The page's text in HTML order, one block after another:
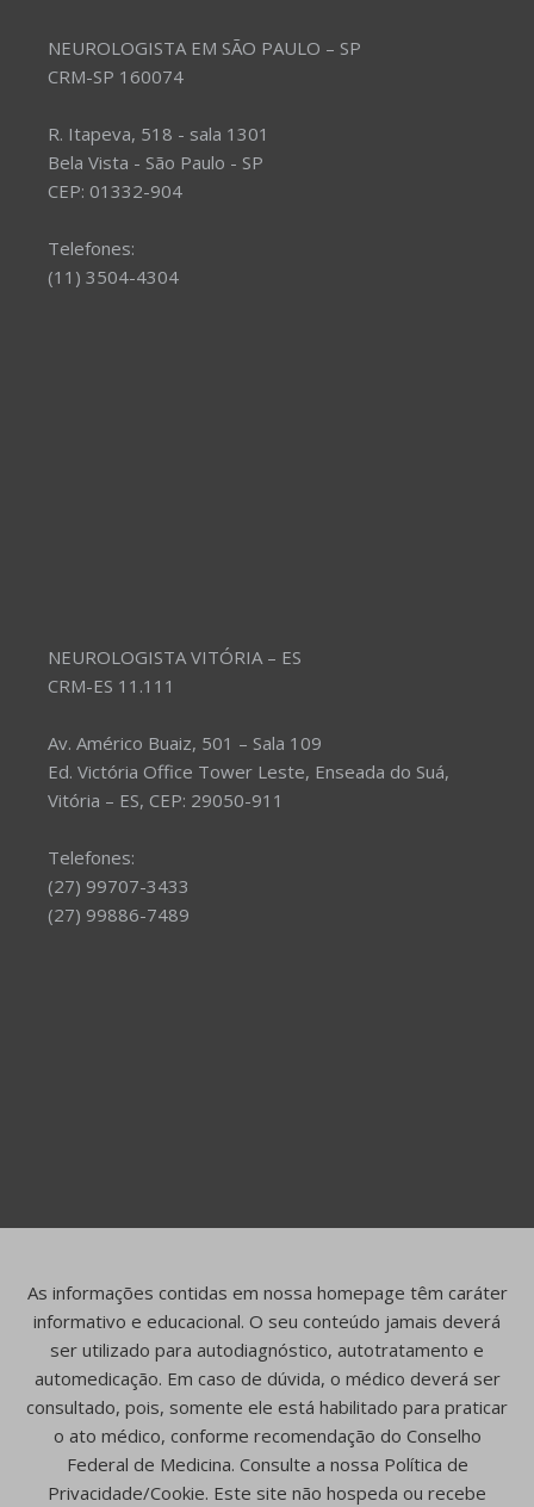
NEUROLOGISTA EM SÃO PAULO – SP
CRM-SP 160074
R. Itapeva, 518 - sala 1301
Bela Vista - São Paulo - SP
CEP: 01332-904
Telefones:
(11) 3504-4304
NEUROLOGISTA VITÓRIA – ES
CRM-ES 11.111
Av. Américo Buaiz, 501 – Sala 109
Ed. Victória Office Tower Leste, Enseada do Suá,
Vitória – ES, CEP: 29050-911
Telefones:
(27) 99707-3433
(27) 99886-7489
As informações contidas em nossa homepage têm caráter
informativo e educacional. O seu conteúdo jamais deverá
ser utilizado para autodiagnóstico, autotratamento e
automedicação. Em caso de dúvida, o médico deverá ser
consultado, pois, somente ele está habilitado para praticar
o ato médico, conforme recomendação do Conselho
Federal de Medicina. Consulte a nossa Política de
Privacidade/Cookie. Este site não hospeda ou recebe